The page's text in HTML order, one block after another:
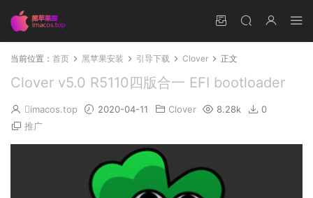
当前位置： 首页 黑苹果安装 引导下载 Clover 正文
Clover v5.0 R5110四版合一 EFI bootloader
imacos.top 2020-04-11 Clover 8.28k
0
推广